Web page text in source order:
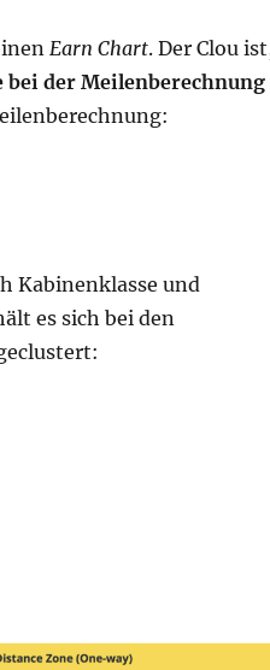
Earn Chart. Der Clou
der Meilenberechnung
Kabinenklasse und
es sich bei den